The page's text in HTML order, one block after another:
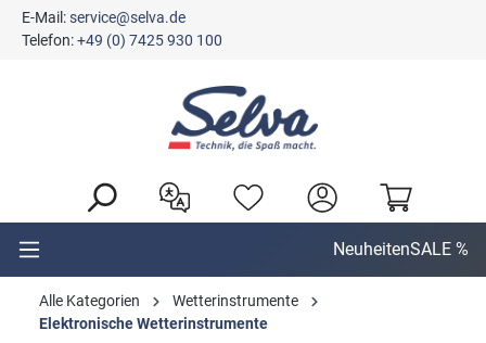
springen
E-Mail:service@selva.de
Telefon:+49 (0) 7425 930 100
NeuheitenSALE %
Alle Kategorien
Wetterinstrumente
Elektronische Wetterinstrumente